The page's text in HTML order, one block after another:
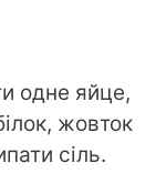
одне яйце,
жовток
сіль.